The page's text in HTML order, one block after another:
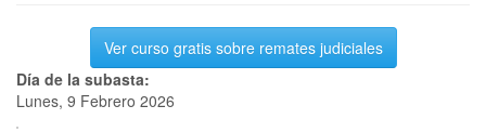
Ver curso gratis sobre remates judiciales
Día de la subasta:
Lunes, 9 Febrero 2026